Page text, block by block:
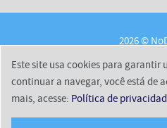
2026 ©
Sobre a WebGo Content
Termos
Este site usa cookies para garantir
continuar a navegar, você está de
mais, acesse: Política de